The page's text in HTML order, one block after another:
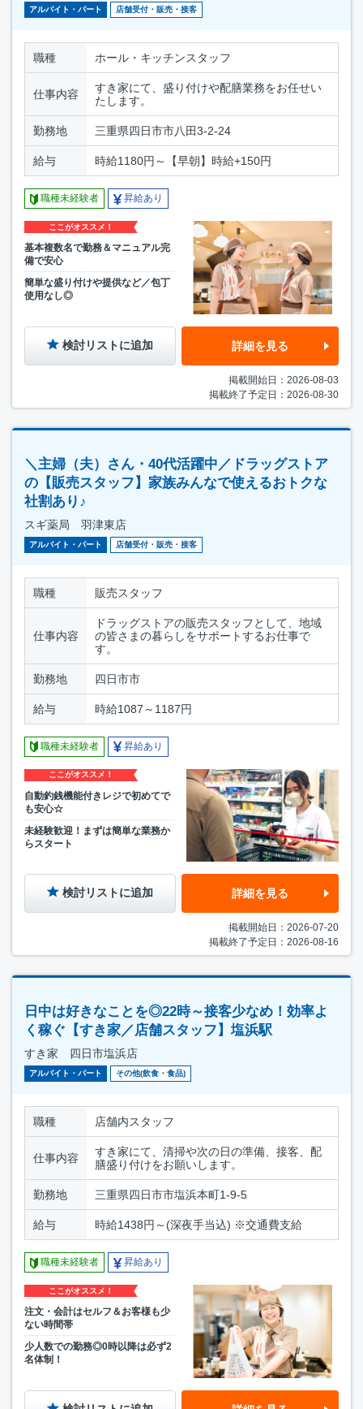
アルバイト・パート 店舗受付・販売・接客
職種 ホール・キッチンスタッフ
仕事内容
すき家にて、盛り付けや配膳業務をお任せい
たします。
勤務地 三重県四日市市八田3-2-24
給与 時給1180円～【早朝】時給+150円
職種未経験者 昇給あり
ここがオススメ！
基本複数名で勤務＆マニュアル完
備で安心
簡単な盛り付けや提供など／包丁
使用なし◎
検討リストに追加 詳細を見る
掲載開始日：2026-08-03
掲載終了予定日：2026-08-30
＼主婦（夫）さん・40代活躍中／ドラッグストア
の【販売スタッフ】家族みんなで使えるおトクな
社割あり♪
スギ薬局 羽津東店
アルバイト・パート 店舗受付・販売・接客
職種 販売スタッフ
仕事内容
ドラッグストアの販売スタッフとして、地域
の皆さまの暮らしをサポートするお仕事で
す。
勤務地 四日市市
給与 時給1087～1187円
職種未経験者 昇給あり
ここがオススメ！
自動釣銭機能付きレジで初めてで
も安心☆
未経験歓迎！まずは簡単な業務か
らスタート
検討リストに追加 詳細を見る
掲載開始日：2026-07-20
掲載終了予定日：2026-08-16
日中は好きなことを◎22時～接客少なめ！効率よ
く稼ぐ【すき家／店舗スタッフ】塩浜駅
すき家 四日市塩浜店
アルバイト・パート その他(飲食・食品)
職種 店舗内スタッフ
仕事内容
すき家にて、清掃や次の日の準備、接客、配
膳盛り付けをお願いします。
勤務地 三重県四日市市塩浜本町1-9-5
給与 時給1438円～(深夜手当込) ※交通費支給
職種未経験者 昇給あり
ここがオススメ！
注文・会計はセルフ＆お客様も少
ない時間帯
少人数での勤務◎0時以降は必ず2
名体制！